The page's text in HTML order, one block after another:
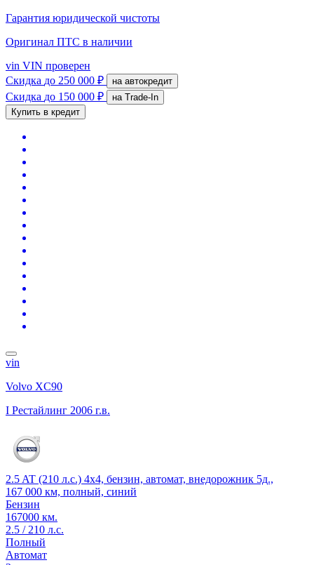
Гарантия юридической чистоты
Оригинал ПТС в наличии
vin VIN проверен
Скидка до 250 000 ₽ на автокредит
Скидка до 150 000 ₽
на Trade-In
Купить в кредит
vin
Volvo XC90
I Рестайлинг 2006 г.в.
2.5 AT (210 л.с.) 4x4, бензин, автомат, внедорожник 5д.,
167 000 км, полный, синий
Бензин
167000 км.
2.5 / 210 л.с.
Полный
Автомат